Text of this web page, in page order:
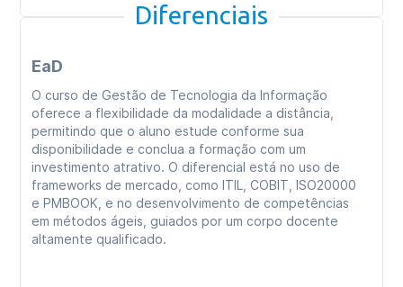
Diferenciais
EaD
O curso de Gestão de Tecnologia da Informação
oferece a flexibilidade da modalidade a distância,
permitindo que o aluno estude conforme sua
disponibilidade e conclua a formação com um
investimento atrativo. O diferencial está no uso de
frameworks de mercado, como ITIL, COBIT, ISO20000
e PMBOOK, e no desenvolvimento de competências
em métodos ágeis, guiados por um corpo docente
altamente qualificado.